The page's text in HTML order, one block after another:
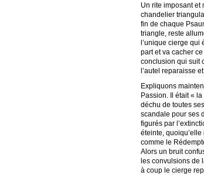
Un rite imposant et
chandelier
fin de chaque
triangle, reste
l’unique cierge
part et va cacher
conclusion qui suit
l’autel reparaisse
Expliquons
Passion. Il était «
déchu de toutes
scandale pour ses
figurés par
éteinte,
comme le
Alors un bruit
les convulsions de
à coup le cierge